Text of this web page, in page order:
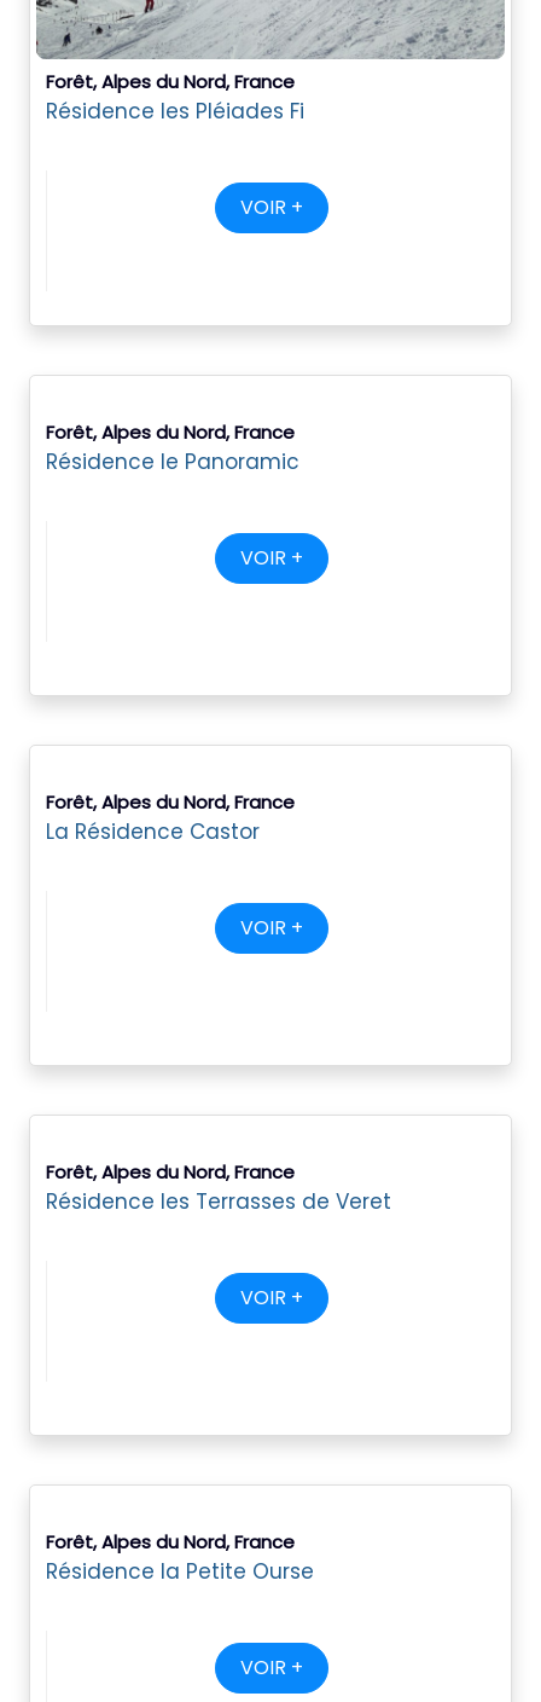
Forêt, Alpes du Nord, France
Résidence les Pléiades Fi
VOIR +
Forêt, Alpes du Nord, France
Résidence le Panoramic
VOIR +
Forêt, Alpes du Nord, France
La Résidence Castor
VOIR +
Forêt, Alpes du Nord, France
Résidence les Terrasses de Veret
VOIR +
Forêt, Alpes du Nord, France
Résidence la Petite Ourse
VOIR +